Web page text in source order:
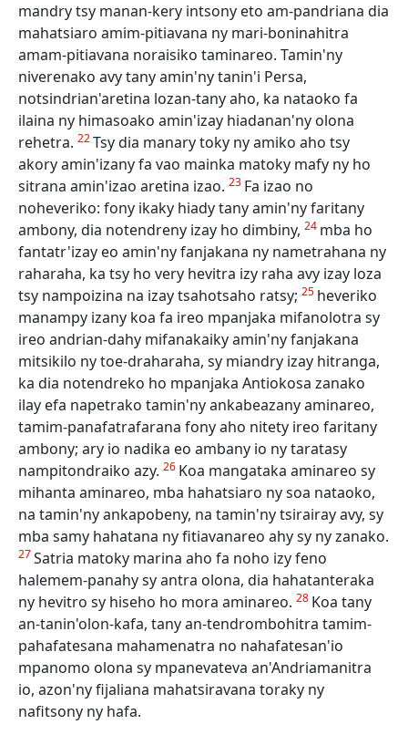
mandry tsy manan-kery intsony eto am-pandriana dia
mahatsiaro amim-pitiavana ny mari-boninahitra
amam-pitiavana noraisiko taminareo. Tamin'ny
niverenako avy tany amin'ny tanin'i Persa,
notsindrian'aretina lozan-tany aho, ka nataoko fa
ilaina ny himasoako amin'izay hiadanan'ny olona
rehetra. 22Tsy dia manary toky ny amiko aho tsy
akory amin'izany fa vao mainka matoky mafy ny ho
sitrana amin'izao aretina izao. 23 Fa izao no
noheveriko: fony ikaky hiady tany amin'ny faritany
ambony, dia notendreny izay ho dimbiny, 24 mba ho
fantatr'izay eo amin'ny fanjakana ny nametrahana ny
raharaha, ka tsy ho very hevitra izy raha avy izay loza
tsy nampoizina na izay tsahotsaho ratsy; 25 heveriko
manampy izany koa fa ireo mpanjaka mifanolotra sy
ireo andrian-dahy mifanakaiky amin'ny fanjakana
mitsikilo ny toe-draharaha, sy miandry izay hitranga,
ka dia notendreko ho mpanjaka Antiokosa zanako
ilay efa napetrako tamin'ny ankabeazany aminareo,
tamim-panafatrafarana fony aho nitety ireo faritany
ambony; ary io nadika eo ambany io ny taratasy
nampitondraiko azy. 26 Koa mangataka aminareo sy
mihanta aminareo, mba hahatsiaro ny soa nataoko,
na tamin'ny ankapobeny, na tamin'ny tsirairay avy, sy
mba samy hahatana ny fitiavanareo ahy sy ny zanako.
27Satria matoky marina aho fa noho izy feno
halemem-panahy sy antra olona, dia hahatanteraka
ny hevitro sy hiseho ho mora aminareo. 28 Koa tany
an-tanin'olon-kafa, tany an-tendrombohitra tamim-
pahafatesana mahamenatra no nahafatesan'io
mpanomo olona sy mpanevateva an'Andriamanitra
io, azon'ny fijaliana mahatsiravana toraky ny
nafitsony ny hafa.